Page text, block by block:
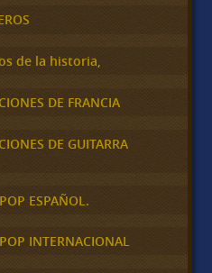
de la historia,
DE FRANCIA
DE GUITARRA
ESPAÑOL.
INTERNACIONAL